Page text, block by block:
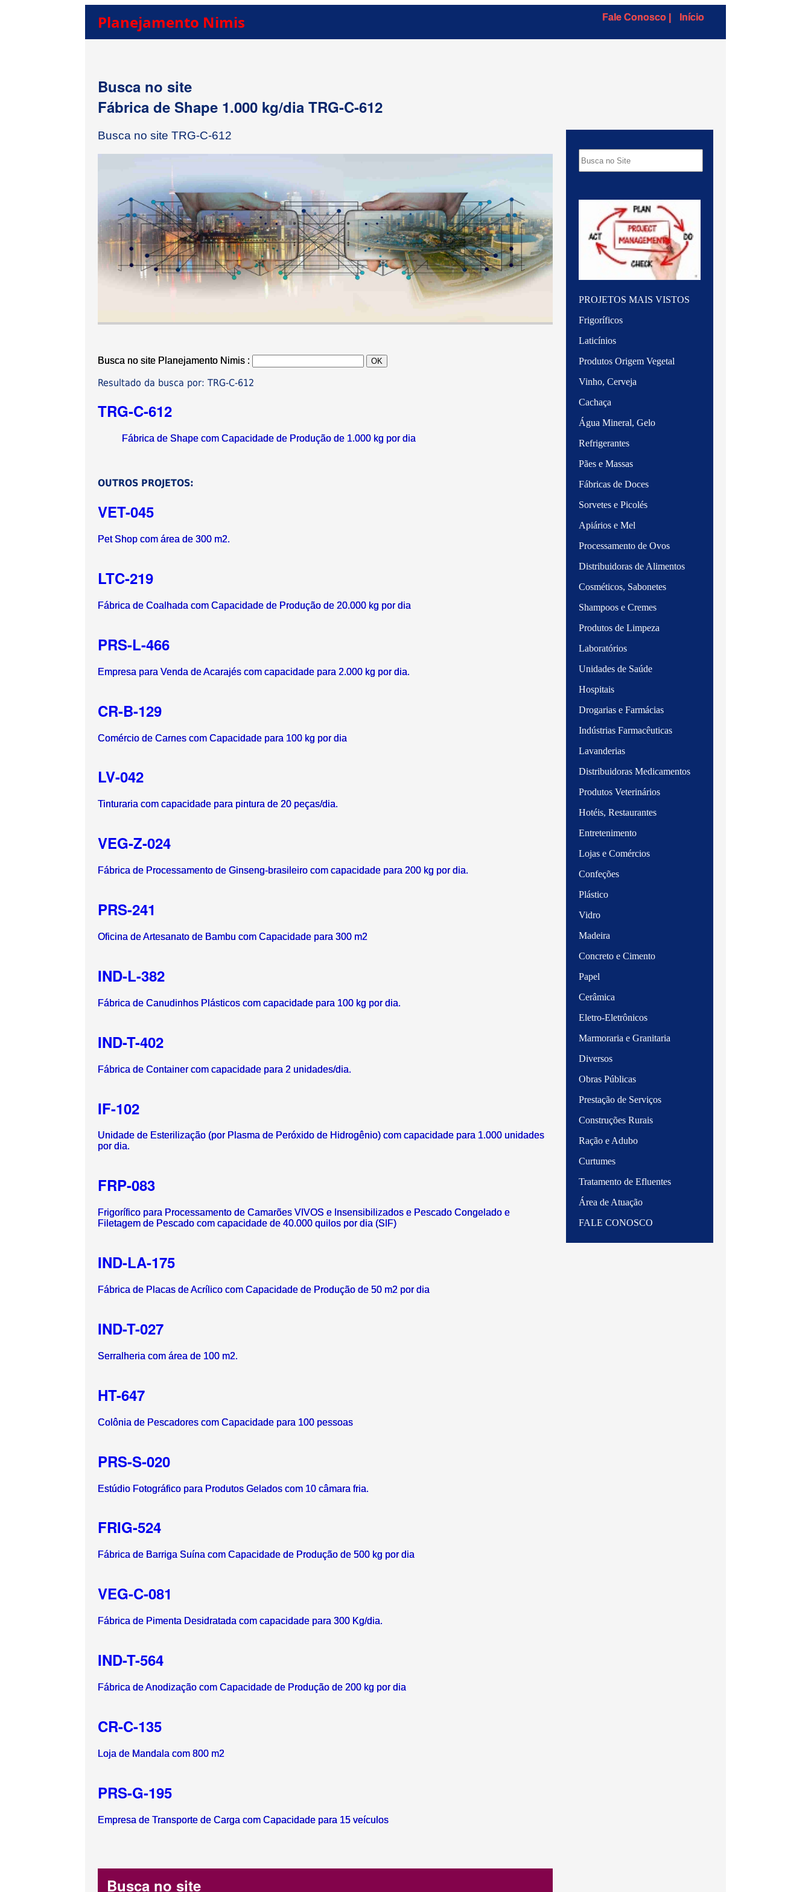
Planejamento Nimis Fale Conosco | Início
Busca no site
Fábrica de Shape 1.000 kg/dia TRG-C-612
Busca no site TRG-C-612
Busca no site Planejamento Nimis :
Resultado da busca por: TRG-C-612
TRG-C-612
Fábrica de Shape com Capacidade de Produção de 1.000 kg por dia
OUTROS PROJETOS:
VET-045
Pet Shop com área de 300 m2.
LTC-219
Fábrica de Coalhada com Capacidade de Produção de 20.000 kg por dia
PRS-L-466
Empresa para Venda de Acarajés com capacidade para 2.000 kg por dia.
CR-B-129
Comércio de Carnes com Capacidade para 100 kg por dia
LV-042
Tinturaria com capacidade para pintura de 20 peças/dia.
VEG-Z-024
Fábrica de Processamento de Ginseng-brasileiro com capacidade para 200 kg por dia.
PRS-241
Oficina de Artesanato de Bambu com Capacidade para 300 m2
IND-L-382
Fábrica de Canudinhos Plásticos com capacidade para 100 kg por dia.
IND-T-402
Fábrica de Container com capacidade para 2 unidades/dia.
IF-102
Unidade de Esterilização (por Plasma de Peróxido de Hidrogênio) com capacidade para 1.000 unidades
por dia.
FRP-083
Frigorífico para Processamento de Camarões VIVOS e Insensibilizados e Pescado Congelado e
Filetagem de Pescado com capacidade de 40.000 quilos por dia (SIF)
IND-LA-175
Fábrica de Placas de Acrílico com Capacidade de Produção de 50 m2 por dia
IND-T-027
Serralheria com área de 100 m2.
HT-647
Colônia de Pescadores com Capacidade para 100 pessoas
PRS-S-020
Estúdio Fotográfico para Produtos Gelados com 10 câmara fria.
FRIG-524
Fábrica de Barriga Suína com Capacidade de Produção de 500 kg por dia
VEG-C-081
Fábrica de Pimenta Desidratada com capacidade para 300 Kg/dia.
IND-T-564
Fábrica de Anodização com Capacidade de Produção de 200 kg por dia
CR-C-135
Loja de Mandala com 800 m2
PRS-G-195
Empresa de Transporte de Carga com Capacidade para 15 veículos
Busca no site
PROJETOS MAIS VISTOS
Frigoríficos
Laticínios
Produtos Origem Vegetal
Vinho, Cerveja
Cachaça
Água Mineral, Gelo
Refrigerantes
Pães e Massas
Fábricas de Doces
Sorvetes e Picolés
Apiários e Mel
Processamento de Ovos
Distribuidoras de Alimentos
Cosméticos, Sabonetes
Shampoos e Cremes
Produtos de Limpeza
Laboratórios
Unidades de Saúde
Hospitais
Drogarias e Farmácias
Indústrias Farmacêuticas
Lavanderias
Distribuidoras Medicamentos
Produtos Veterinários
Hotéis, Restaurantes
Entretenimento
Lojas e Comércios
Confeções
Plástico
Vidro
Madeira
Concreto e Cimento
Papel
Cerâmica
Eletro-Eletrônicos
Marmoraria e Granitaria
Diversos
Obras Públicas
Prestação de Serviços
Construções Rurais
Ração e Adubo
Curtumes
Tratamento de Efluentes
Área de Atuação
FALE CONOSCO